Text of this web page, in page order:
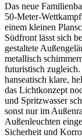
Das neue
50-Meter-
einem kleinen
Südfront lässt sich
gestaltete
metallisch
futuristisch
hanseatisch klare,
das Lichtkonzept
und Spritzwasser
sonst nur im
Außenleuchten
Sicherheit und